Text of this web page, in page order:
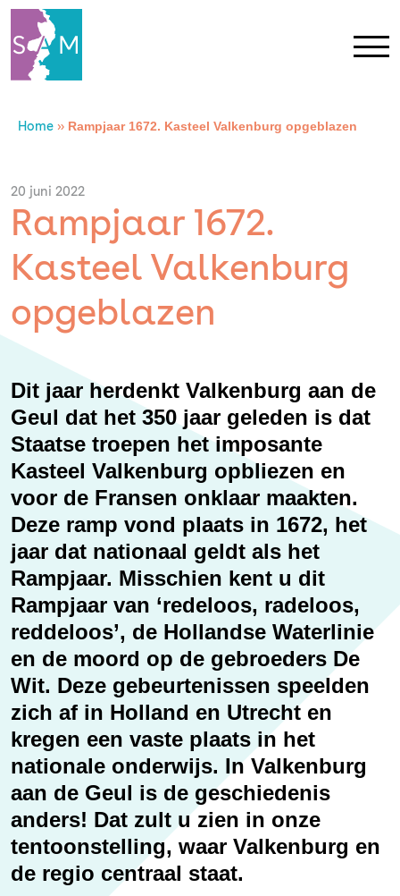
Home
Contact
SAM Limburg
Actueel
Overheid
Erfgoed
Home » Rampjaar 1672. Kasteel Valkenburg opgeblazen
20 juni 2022
Rampjaar 1672.
Kasteel Valkenburg
opgeblazen
Dit jaar herdenkt Valkenburg aan de
Geul dat het 350 jaar geleden is dat
Staatse troepen het imposante
Kasteel Valkenburg opbliezen en
voor de Fransen onklaar maakten.
Deze ramp vond plaats in 1672, het
jaar dat nationaal geldt als het
Rampjaar. Misschien kent u dit
Rampjaar van ‘redeloos, radeloos,
reddeloos’, de Hollandse Waterlinie
en de moord op de gebroeders De
Wit. Deze gebeurtenissen speelden
zich af in Holland en Utrecht en
kregen een vaste plaats in het
nationale onderwijs. In Valkenburg
aan de Geul is de geschiedenis
anders! Dat zult u zien in onze
tentoonstelling, waar Valkenburg en
de regio centraal staat.